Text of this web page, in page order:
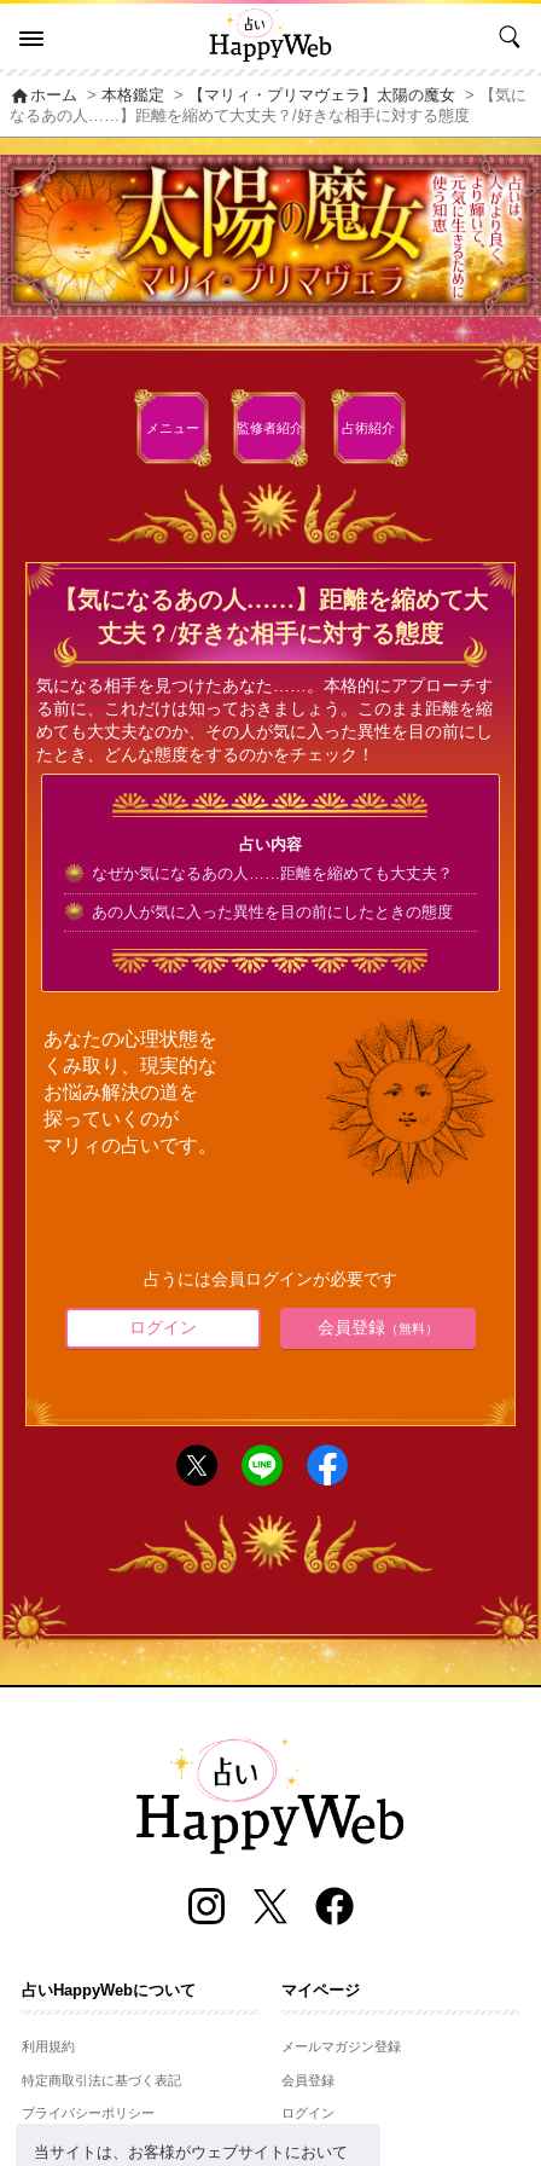
当サイトは、お客様がウェブサイトにおいて
homeホーム >本格鑑定 > 【マリィ・プリマヴェラ】太陽の魔女 > 【気に
なるあの人……】距離を縮めて大丈夫？/好きな相手に対する態度
メニュー 監修者紹介 占術紹介
【気になるあの人……】距離を縮めて大
丈夫？/好きな相手に対する態度
気になる相手を見つけたあなた……。本格的にアプローチす
る前に、これだけは知っておきましょう。このまま距離を縮
めても大丈夫なのか、その人が気に入った異性を目の前にし
たとき、どんな態度をするのかをチェック！
占い内容
なぜか気になるあの人……距離を縮めても大丈夫？
あの人が気に入った異性を目の前にしたときの態度
あなたの心理状態を
くみ取り、現実的な
お悩み解決の道を
探っていくのが
マリィの占いです。
占うには会員ログインが必要です
ログイン 会員登録（無料）
占いHappyWebについて
利用規約
特定商取引法に基づく表記
プライバシーポリシー
運営会社
マイページ
メールマガジン登録
会員登録
ログイン